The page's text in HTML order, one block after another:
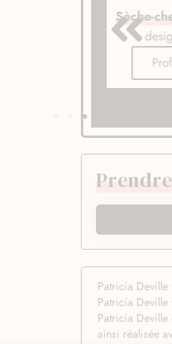
Sèche-
Patricia
Patricia
Patricia Deville
ainsi réalisée